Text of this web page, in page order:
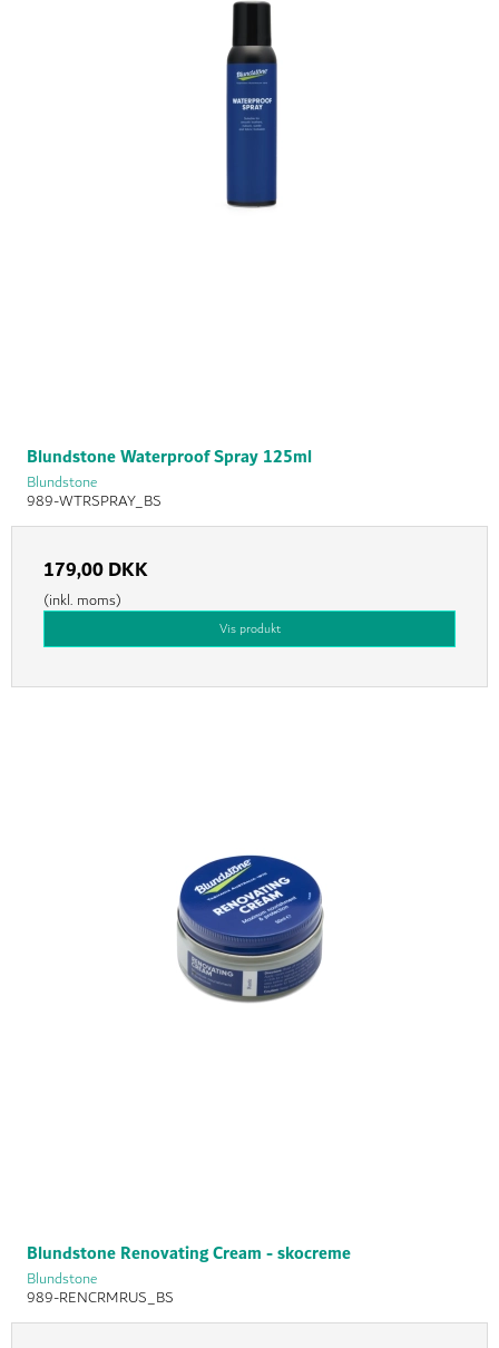
Blundstone Waterproof Spray 125ml
Blundstone
989-WTRSPRAY_BS
179,00 DKK
(inkl. moms)
Vis produkt
Blundstone Renovating Cream - skocreme
Blundstone
989-RENCRMRUS_BS